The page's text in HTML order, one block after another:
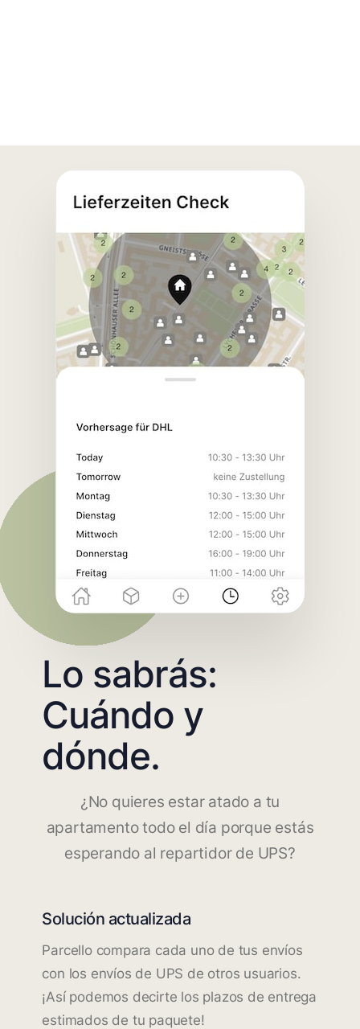
Lo sabrás:
Cuándo y
dónde.
¿No quieres estar atado a tu
apartamento todo el día porque estás
esperando al repartidor de UPS?
Solución actualizada
Parcello compara cada uno de tus envíos
con los envíos de UPS de otros usuarios.
¡Así podemos decirte los plazos de entrega
estimados de tu paquete!